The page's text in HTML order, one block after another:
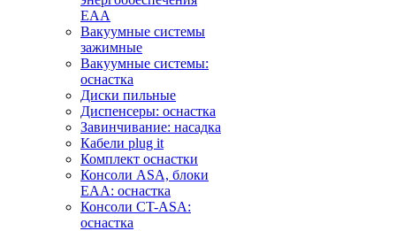
EAA
Вакуумные системы
зажимные
Вакуумные системы:
оснастка
Диски пильные
Диспенсеры: оснастка
Завинчивание: насадка
Кабели plug it
Комплект оснастки
Консоли ASA, блоки
EAA: оснастка
Консоли CT-ASA:
оснастка